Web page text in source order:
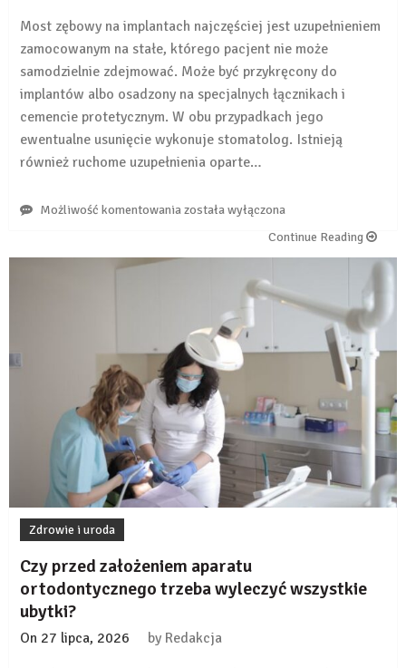
Most zębowy na implantach najczęściej jest uzupełnieniem
zamocowanym na stałe, którego pacjent nie może
samodzielnie zdejmować. Może być przykręcony do
implantów albo osadzony na specjalnych łącznikach i
cemencie protetycznym. W obu przypadkach jego
ewentualne usunięcie wykonuje stomatolog. Istnieją
również ruchome uzupełnienia oparte…
Możliwość komentowaniaCzy
stałe,
czy
można
go
zdejmować?
została wyłączona
Continue Reading
Zdrowie i uroda
Czy przed założeniem aparatu
ortodontycznego trzeba wyleczyć wszystkie
ubytki?
On 27 lipca, 2026 by Redakcja